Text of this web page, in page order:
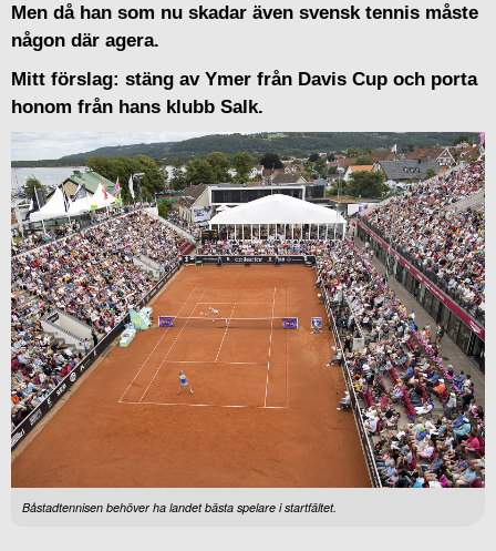
Men då han som nu skadar även svensk tennis måste
någon där agera.
Mitt förslag: stäng av Ymer från Davis Cup och porta
honom från hans klubb Salk.
Båstadtennisen behöver ha landet bästa spelare i startfältet.